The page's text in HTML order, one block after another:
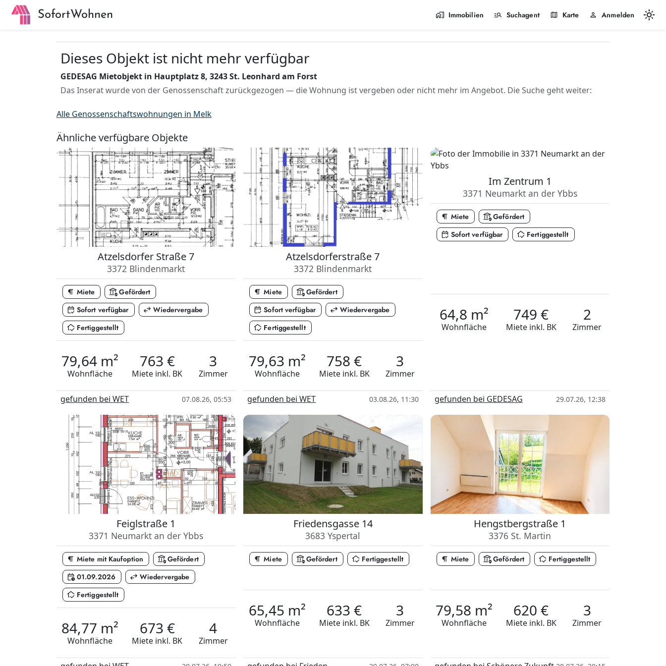
SofortWohnen home_work Immobilien manage_search Suchagent map Karte person Anmelden light_mode
Dieses Objekt ist nicht mehr verfügbar
GEDESAG Mietobjekt in Hauptplatz 8, 3243 St. Leonhard am Forst
Das Inserat wurde von der Genossenschaft zurückgezogen — die Wohnung ist vergeben oder nicht mehr im Angebot. Die Suche geht weiter:
Alle Genossenschaftswohnungen in Melk
Ähnliche verfügbare Objekte
Atzelsdorfer Straße 7
3372 Blindenmarkt
format_paragraph Miete assured_workloadGefördert
calendar_check Sofort verfügbar swap_horiz Wiedervergabe
in_home_mode Fertiggestellt
79,64 m²
Wohnfläche
763 €
Miete inkl. BK
3
Zimmer
gefunden bei WET 07.08.26, 05:53
Atzelsdorferstraße 7
3372 Blindenmarkt
format_paragraph Miete assured_workloadGefördert
calendar_check Sofort verfügbar swap_horiz Wiedervergabe
in_home_mode Fertiggestellt
79,63 m²
Wohnfläche
758 €
Miete inkl. BK
3
Zimmer
gefunden bei WET 03.08.26, 11:30
Im Zentrum 1
3371 Neumarkt an der Ybbs
format_paragraph Miete assured_workloadGefördert
calendar_check Sofort verfügbar in_home_mode Fertiggestellt
64,8 m²
Wohnfläche
749 €
Miete inkl. BK
2
Zimmer
gefunden bei GEDESAG 29.07.26, 12:38
Feiglstraße 1
3371 Neumarkt an der Ybbs
format_paragraph Miete mit Kaufoption assured_workloadGefördert
calendar_clock 01.09.2026 swap_horiz Wiedervergabe
in_home_mode Fertiggestellt
84,77 m²
Wohnfläche
673 €
Miete inkl. BK
4
Zimmer
Friedensgasse 14
3683 Yspertal
format_paragraph Miete assured_workloadGefördert in_home_mode Fertiggestellt
65,45 m²
Wohnfläche
633 €
Miete inkl. BK
3
Zimmer
Hengstbergstraße 1
3376 St. Martin
format_paragraph Miete assured_workloadGefördert in_home_mode Fertiggestellt
79,58 m²
Wohnfläche
620 €
Miete inkl. BK
3
Zimmer